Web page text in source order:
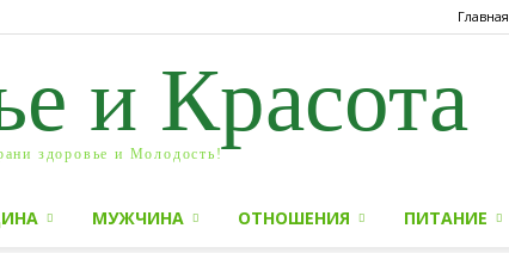
Главная
и Красота
здоровье и Молодость!
МУЖЧИНА ОТНОШЕНИЯ ПИТАНИЕ